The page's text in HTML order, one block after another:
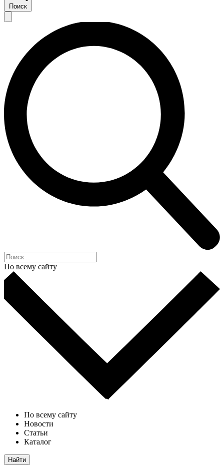
Поиск
По всему сайту
По всему сайту
Новости
Статьи
Каталог
Найти